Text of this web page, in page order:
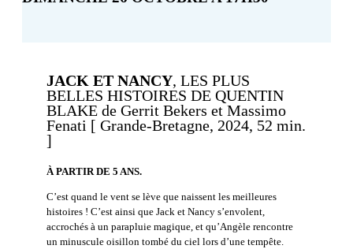
JACK ET NANCY, LES PLUS
BELLES HISTOIRES DE QUENTIN
BLAKE de Gerrit Bekers et Massimo
Fenati [ Grande-Bretagne, 2024, 52 min.
]
À PARTIR DE 5 ANS.
C’est quand le vent se lève que naissent les meilleures
histoires ! C’est ainsi que Jack et Nancy s’envolent,
accrochés à un parapluie magique, et qu’Angèle rencontre
un minuscule oisillon tombé du ciel lors d’une tempête.